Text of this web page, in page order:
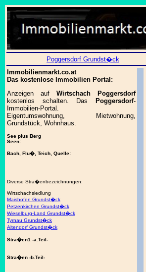
Poggersdorf Grundst�ck
Immobilienmarkt.co.at
Das kostenlose Immobilien Portal:
Anzeigen auf Wirtschach Poggersdorf
kostenlos schalten. Das
Poggersdorf-
Immobilien-Portal.
Eigentumswohnung, Mietwohnung,
Grundstück, Wohnhaus.
See plus Berg
Seen:
Bach, Flu�, Teich, Quelle:
Diverse Stra�enbezeichnungen:
Wirtschachsiedlung
Maishofen Grundst�ck
Petzenkirchen Grundst�ck
Wieselburg-Land Grundst�ck
Tyrnau Grundst�ck
Altendorf Grundst�ck
Stra�en1 -a.Teil-
Stra�en -b.Teil-